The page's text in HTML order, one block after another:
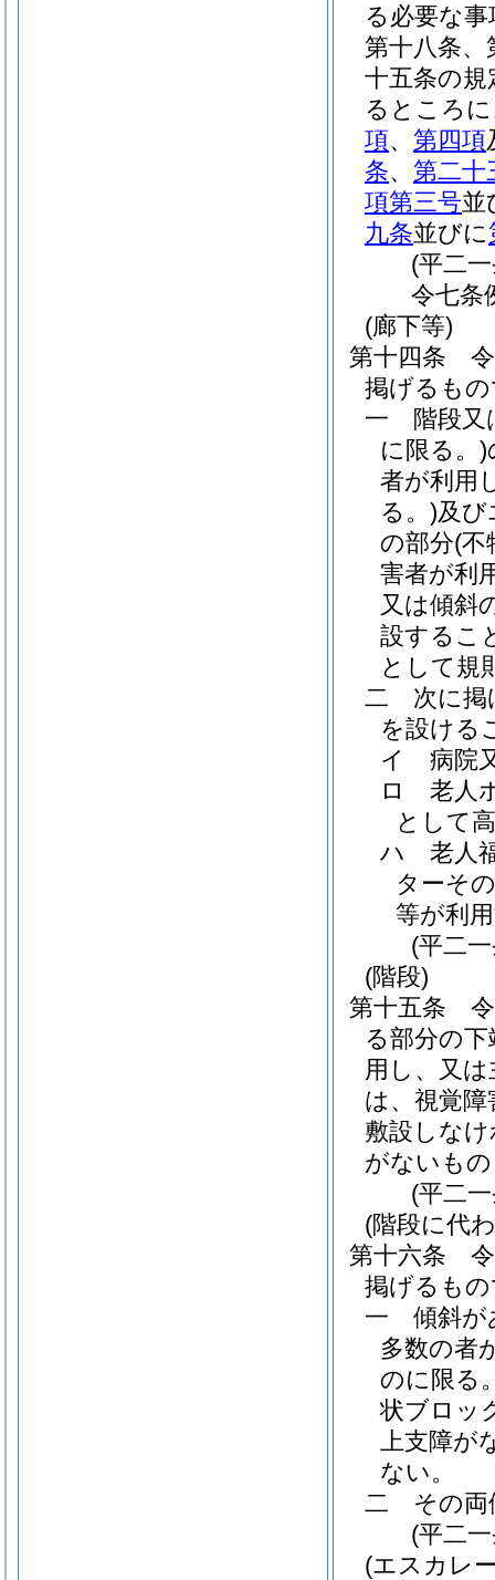
る必要な
第十八条、
十五条の
るところ
項、 第四項
条、 第二十
項第三号並
九条並びに
(平二
令七条
(廊下等)
第十四条
掲げるも
一
階段又
に限る。)
者が利用
る。)及び
の部分(不
害者が利
又は傾斜
設するこ
として規
二
次に掲
を設ける
イ
病院
ロ
老人
として
ハ
老人
ターそ
等が利
(平二
(階段)
第十五条
る部分の
用し、又
は、視覚
敷設しな
がないも
(平二
(階段に代
第十六条
掲げるも
一
傾斜が
多数の者
のに限る
状ブロッ
上支障が
ない。
二
その
(平二
(エスカレ